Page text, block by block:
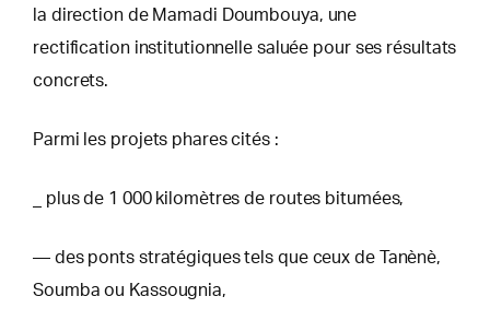
la direction de Mamadi Doumbouya, une
rectification institutionnelle saluée pour ses résultats
concrets.
Parmi les projets phares cités :
_ plus de 1 000 kilomètres de routes bitumées,
— des ponts stratégiques tels que ceux de Tanènè,
Soumba ou Kassougnia,